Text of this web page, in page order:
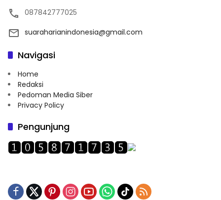
087842777025
suaraharianindonesia@gmail.com
Navigasi
Home
Redaksi
Pedoman Media Siber
Privacy Policy
Pengunjung